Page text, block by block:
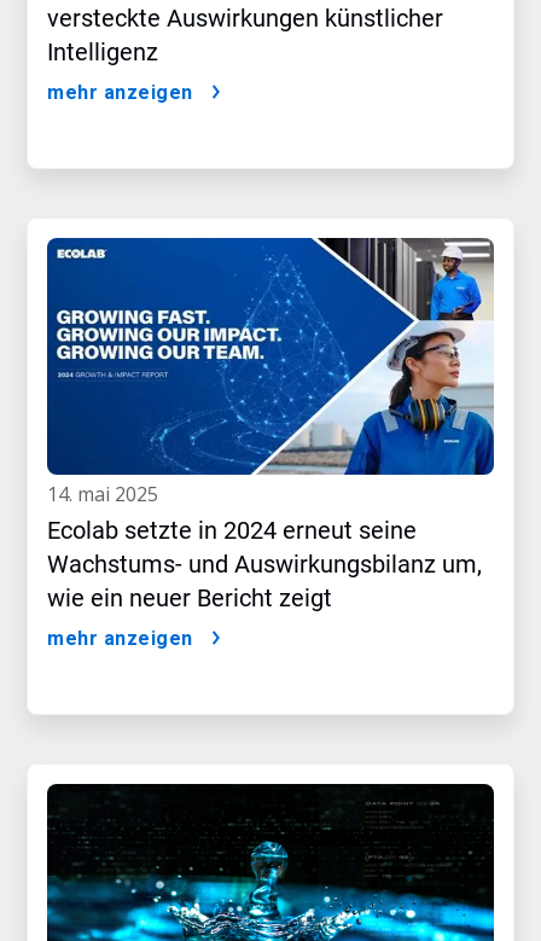
versteckte Auswirkungen künstlicher
Intelligenz
mehr anzeigen
14. mai 2025
Ecolab setzte in 2024 erneut seine
Wachstums- und Auswirkungsbilanz um,
wie ein neuer Bericht zeigt
mehr anzeigen